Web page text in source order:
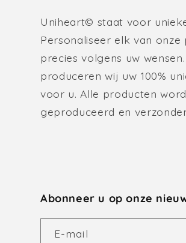
Uniheart© staat voor
Personaliseer elk van onze
precies volgens uw
produceren wij uw 100%
voor u. Alle producten
geproduceerd en
Abonneer u op onze
E‑mail